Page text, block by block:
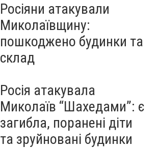
Росіяни атакували
Миколаївщину:
пошкоджено будинки та
склад
Росія атакувала
Миколаїв “Шахедами”: є
загибла, поранені діти
та зруйновані будинки